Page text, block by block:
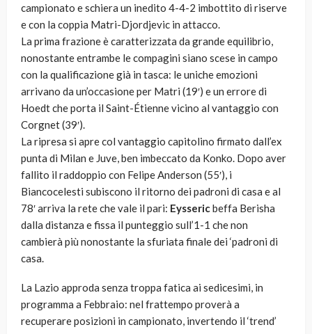
campionato e schiera un inedito 4-4-2 imbottito di riserve
e con la coppia Matri-Djordjevic in attacco.
La prima frazione è caratterizzata da grande equilibrio,
nonostante entrambe le compagini siano scese in campo
con la qualificazione già in tasca: le uniche emozioni
arrivano da un’occasione per Matri (19′) e un errore di
Hoedt che porta il Saint-Étienne vicino al vantaggio con
Corgnet (39′).
La ripresa si apre col vantaggio capitolino firmato dall’ex
punta di Milan e Juve, ben imbeccato da Konko. Dopo aver
fallito il raddoppio con Felipe Anderson (55′), i
Biancocelesti subiscono il ritorno dei padroni di casa e al
78′ arriva la rete che vale il pari: Eyssericbeffa Berisha
dalla distanza e fissa il punteggio sull’1-1 che non
cambierà più nonostante la sfuriata finale dei ‘padroni di
casa.
La Lazio approda senza troppa fatica ai sedicesimi, in
programma a Febbraio: nel frattempo proverà a
recuperare posizioni in campionato, invertendo il ‘trend’